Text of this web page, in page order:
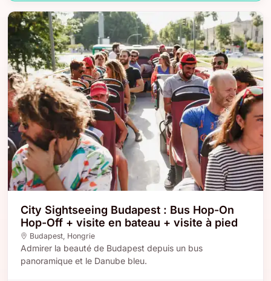
City Sightseeing Budapest : Bus Hop-On
Hop-Off + visite en bateau + visite à pied
Budapest, Hongrie
Admirer la beauté de Budapest depuis un bus
panoramique et le Danube bleu.